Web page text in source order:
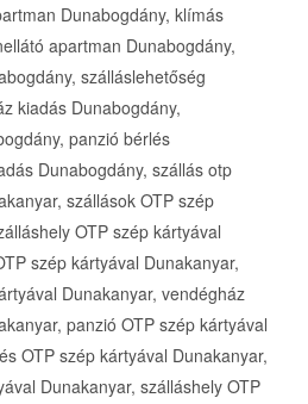
Dunabogdány, klímás
apartman Dunabogdány,
szálláslehetőség
kiadás Dunabogdány,
panzió bérlés
Dunabogdány, szállás otp
szállások OTP szép
OTP szép kártyával
szép kártyával Dunakanyar,
Dunakanyar, vendégház
panzió OTP szép kártyával
OTP szép kártyával Dunakanyar,
Dunakanyar, szálláshely OTP